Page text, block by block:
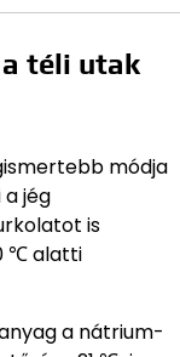
téli utak
módja
a jég
is
℃ alatti
a nátrium-